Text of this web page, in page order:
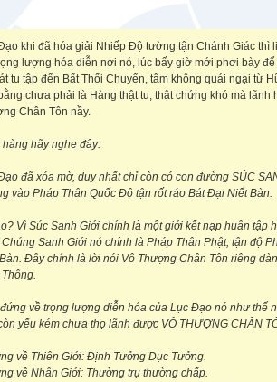
khi đã hóa giải Nhiếp Độ tường tận Chánh Giác thì
lượng hóa diễn nơi nó, lúc bấy giờ mới phơi bày
tu tập đến Bất Thối Chuyển, tâm không quái ngại từ
chưa phải là Hàng thật tu, thật chứng khó mà lãnh
Chân Tôn nầy.
hàng hãy nghe đây:
đã xóa mờ, duy nhất chỉ còn có con đường SÚC
vào Pháp Thân Quốc Độ tận rốt ráo Bát Đại Niết Bàn.
Vì Súc Sanh Giới chính là một giới kết nạp huân tập
Chúng Sanh Giới nó chính là Pháp Thân Phật, tận độ
Đây chính là lời nói Vô Thượng Chân Tôn riêng
về trọng lượng diễn hóa của Lục Đạo nó như thế
yếu kém chưa thọ lãnh được VÔ THƯỢNG CHÂN
về Thiên Giới: Định Tưởng Dục Tưởng.
về Nhân Giới: Thường trụ thường chấp.